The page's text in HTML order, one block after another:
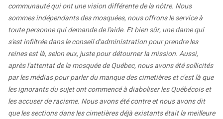
communauté qui ont une vision différente de la nôtre. Nous
sommes indépendants des mosquées, nous offrons le service à
toute personne qui demande de l'aide. Et bien sûr, une dame qui
s'est infiltrée dans le conseil d'administration pour prendre les
reines est là, selon eux, juste pour détourner la mission. Aussi,
après l'attentat de la mosquée de Québec, nous avons été sollicités
par les médias pour parler du manque des cimetières et c'est là que
les ignorants du sujet ont commencé à diaboliser les Québécois et
les accuser de racisme. Nous avons été contre et nous avons dit
que les sections dans les cimetières déjà existants était la meilleure